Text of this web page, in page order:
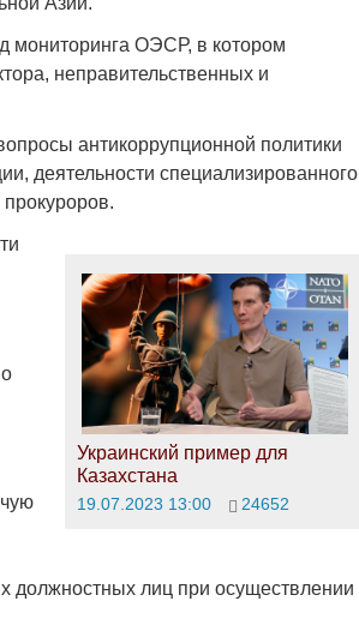
мониторинга ОЭСР, в котором
неправительственных и
антикоррупционной политики
деятельности специализированного
Украинский пример для
Казахстана
19.07.2023 13:00 24652
должностных лиц при осуществлении
Война Миров
Война Миров. Трамп разгромил
Сороса